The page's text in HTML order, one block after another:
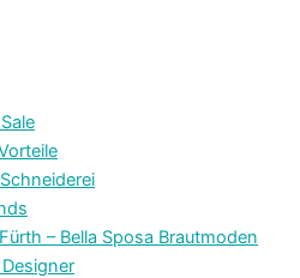
– Bella Sposa Brautmoden